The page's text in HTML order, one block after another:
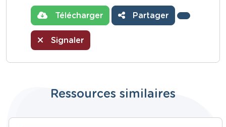
Télécharger Partager
Signaler
Ressources similaires